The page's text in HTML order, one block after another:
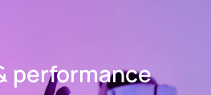
performance